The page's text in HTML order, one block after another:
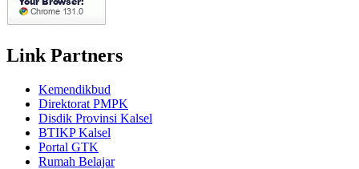
Link Partners
Kemendikbud
Direktorat PMPK
Disdik Provinsi Kalsel
BTIKP Kalsel
Portal GTK
Rumah Belajar